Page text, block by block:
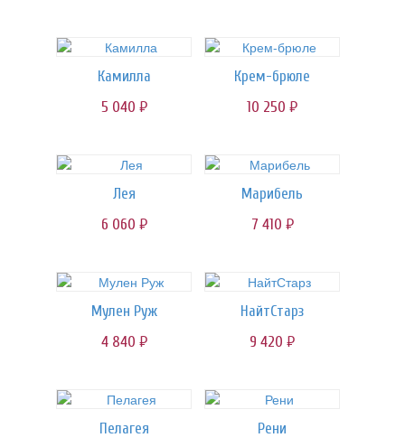
Камилла
5 040 руб.
Крем-брюле
10 250 руб.
Лея
6 060 руб.
Марибель
7 410 руб.
Мулен Руж
4 840 руб.
НайтСтарз
9 420 руб.
Пелагея
Рени